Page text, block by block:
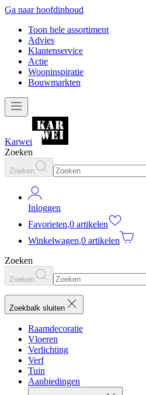
Ga naar hoofdinhoud
Toon hele assortiment
Advies
Klantenservice
Actie
Wooninspiratie
Bouwmarkten
Karwei
Zoeken
Zoeken
Inloggen
Favorieten,0 artikelen
Winkelwagen,0 artikelen
Zoeken
Zoeken
Zoekbalk sluiten
Raamdecoratie
Vloeren
Verlichting
Verf
Tuin
Aanbiedingen